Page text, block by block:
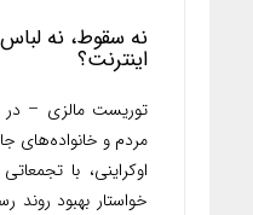
نه سقوط، نه
اینترنت؟
توریست مالزی – در
مردم و خانواده‌های
اوکراینی، با
خواستار بهبود روند